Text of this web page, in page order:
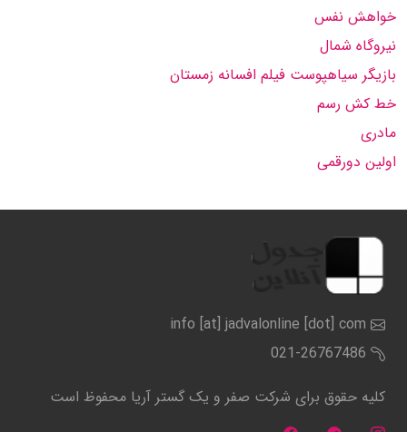
خواهش نفس
نیروگاه شمال
بازیگر سیاهپوست فیلم افسانه زمستان
خط کش رسم
مادری
اولین دورقمی
info [at] jadvalonline [dot] com
021-26767486
کلیه حقوق برای شرکت صفر و یک گستر آریا محفوظ است